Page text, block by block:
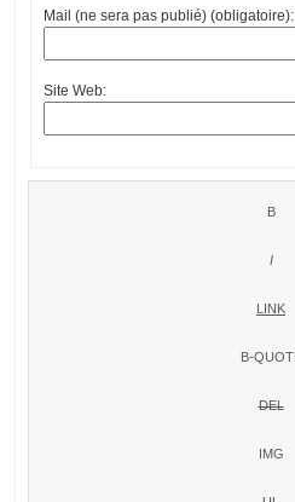
Mail (ne sera pas publié) (obligatoire):
Site Web: